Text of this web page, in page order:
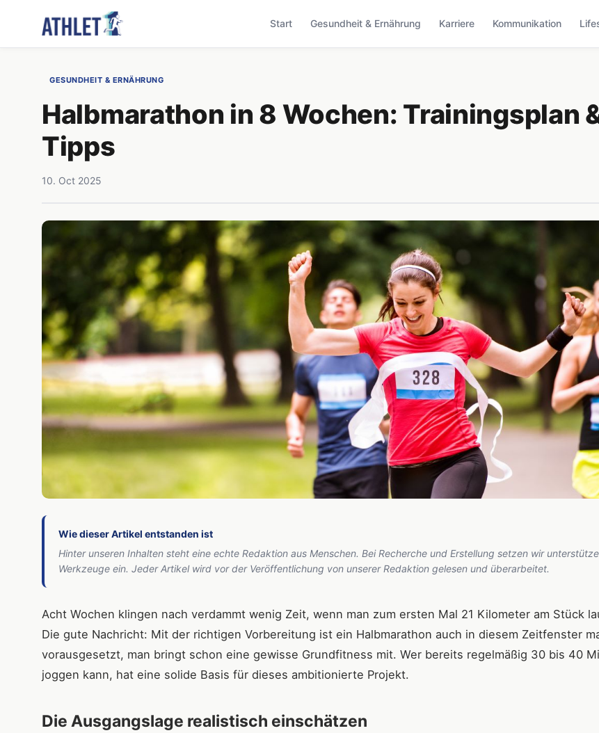
Start Gesundheit & Ernährung Karriere Kommunikation
GESUNDHEIT & ERNÄHRUNG
Halbmarathon in 8 Wochen: Trainingsplan
Tipps
10. Oct 2025
Wie dieser Artikel entstanden ist
Hinter unseren Inhalten steht eine echte Redaktion aus Menschen. Bei Recherche und Erstellung setzen wir
Werkzeuge ein. Jeder Artikel wird vor der Veröffentlichung von unserer Redaktion gelesen und überarbeitet.
Acht Wochen klingen nach verdammt wenig Zeit, wenn man zum ersten Mal 21 Kilometer am Stück
Die gute Nachricht: Mit der richtigen Vorbereitung ist ein Halbmarathon auch in diesem Zeitfenster
vorausgesetzt, man bringt schon eine gewisse Grundfitness mit. Wer bereits regelmäßig 30 bis 40
joggen kann, hat eine solide Basis für dieses ambitionierte Projekt.
Die Ausgangslage realistisch einschätzen